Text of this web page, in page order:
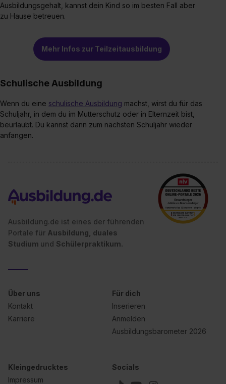
Ausbildungsgehalt, kannst dein Kind so im besten Fall aber
zu Hause betreuen.
Mehr Infos zur Teilzeitausbildung
Schulische Ausbildung
Wenn du eine schulische Ausbildung machst, wirst du für das
Schuljahr, in dem du im Mutterschutz oder in Elternzeit bist,
beurlaubt. Du kannst dann zum nächsten Schuljahr wieder
anfangen.
Ausbildung.de ist eines der führenden
Portale für Ausbildung, duales
Studium und Schülerpraktikum.
Über uns
Kontakt
Karriere
Für dich
Inserieren
Anmelden
Ausbildungsbarometer 2026
Kleingedrucktes
Impressum
Socials